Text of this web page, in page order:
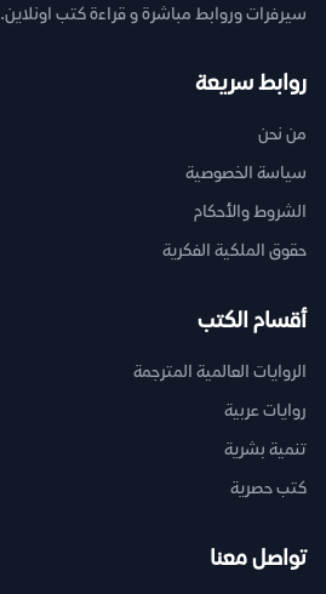
سيرفرات وروابط مباشرة و قراءة كتب اونلاين.
روابط سريعة
من نحن
سياسة الخصوصية
الشروط والأحكام
حقوق الملكية الفكرية
أقسام الكتب
الروايات العالمية المترجمة
روايات عربية
تنمية بشرية
كتب حصرية
تواصل معنا